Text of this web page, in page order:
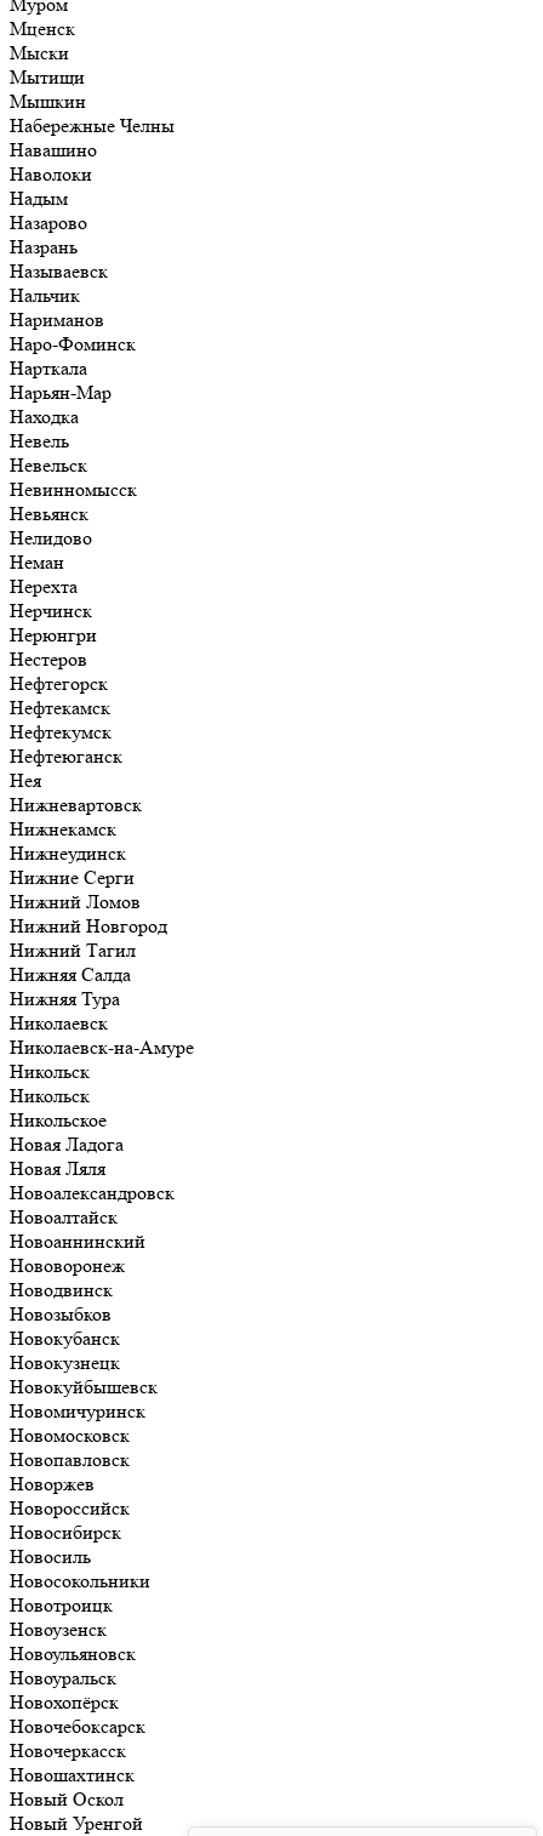
Мценск
Мыски
Мытищи
Мышкин
Набережные Челны
Навашино
Наволоки
Надым
Назарово
Назрань
Называевск
Нальчик
Нариманов
Наро-Фоминск
Нарткала
Нарьян-Мар
Находка
Невель
Невельск
Невинномысск
Невьянск
Нелидово
Неман
Нерехта
Нерчинск
Нерюнгри
Нестеров
Нефтегорск
Нефтекамск
Нефтекумск
Нефтеюганск
Нея
Нижневартовск
Нижнекамск
Нижнеудинск
Нижние Серги
Нижний Ломов
Нижний Новгород
Нижний Тагил
Нижняя Салда
Нижняя Тура
Николаевск
Николаевск-на-Амуре
Никольск
Никольск
Никольское
Новая Ладога
Новая Ляля
Новоалександровск
Новоалтайск
Новоаннинский
Нововоронеж
Новодвинск
Новозыбков
Новокубанск
Новокузнецк
Новокуйбышевск
Новомичуринск
Новомосковск
Новопавловск
Новоржев
Новороссийск
Новосибирск
Новосиль
Новосокольники
Новотроицк
Новоузенск
Новоульяновск
Новоуральск
Новохопёрск
Новочебоксарск
Новочеркасск
Новошахтинск
Новый Оскол
Новый Уренгой